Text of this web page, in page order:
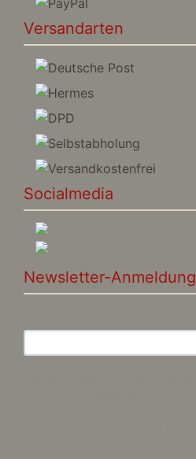
Versandarten
Socialmedia
Newsletter-Anmeldung